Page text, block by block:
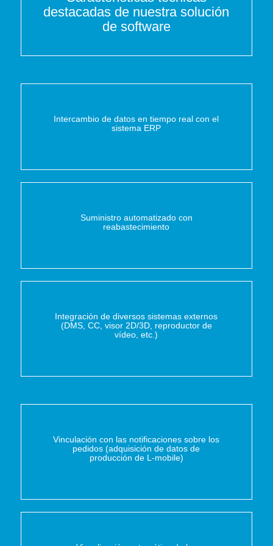
destacadas de nuestra solución
de software
Intercambio de datos en tiempo real con el
sistema ERP
Suministro automatizado con
reabastecimiento
Integración de diversos sistemas externos
(DMS, CC, visor 2D/3D, reproductor de
vídeo, etc.)
Vinculación con las notificaciones sobre los
pedidos (adquisición de datos de
producción de L-mobile)